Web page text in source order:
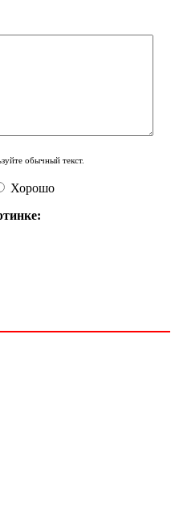
обычный текст.
Хорошо